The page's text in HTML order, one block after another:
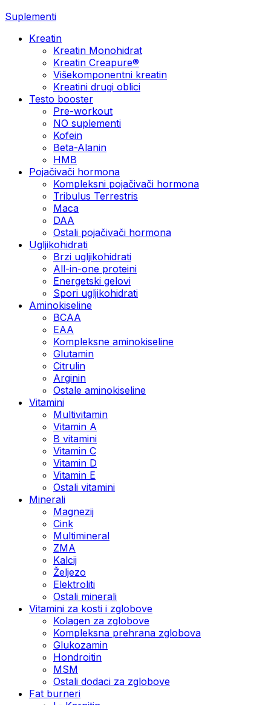
Suplementi
Kreatin
Kreatin Monohidrat
Kreatin Creapure®
Višekomponentni kreatin
Kreatini drugi oblici
Testo booster
Pre-workout
NO suplementi
Kofein
Beta-Alanin
HMB
Pojačivači hormona
Kompleksni pojačivači hormona
Tribulus Terrestris
Maca
DAA
Ostali pojačivači hormona
Ugljikohidrati
Brzi ugljikohidrati
All-in-one proteini
Energetski gelovi
Spori ugljikohidrati
Aminokiseline
BCAA
EAA
Kompleksne aminokiseline
Glutamin
Citrulin
Arginin
Ostale aminokiseline
Vitamini
Multivitamin
Vitamin A
B vitamini
Vitamin C
Vitamin D
Vitamin E
Ostali vitamini
Minerali
Magnezij
Cink
Multimineral
ZMA
Kalcij
Željezo
Elektroliti
Ostali minerali
Vitamini za kosti i zglobove
Kolagen za zglobove
Kompleksna prehrana zglobova
Glukozamin
Hondroitin
MSM
Ostali dodaci za zglobove
Fat burneri